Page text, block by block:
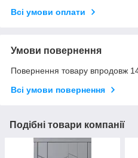
Всі умови оплати
Умови повернення
Повернення товару впродовж
Всі умови повернення
Подібні товари компанії